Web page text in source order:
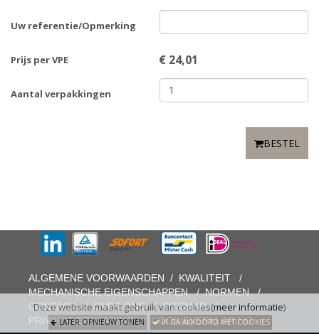
Uw referentie/Opmerking
Prijs per VPE € 24,01
Aantal verpakkingen
BESTEL
Deze website maakt gebruik van cookies(meer informatie)
LATER OPNIEUW TONEN IK GA AKKOORD MET COOKIES
ALGEMENE VOORWAARDEN / KWALITEIT
/
MECHANISCHE EIGENSCHAPPEN/NORMEN/
CONTACT/OVER ONS/SITEMAP/
PRIVACYVERKLARING/ COOKIEVERKLARING